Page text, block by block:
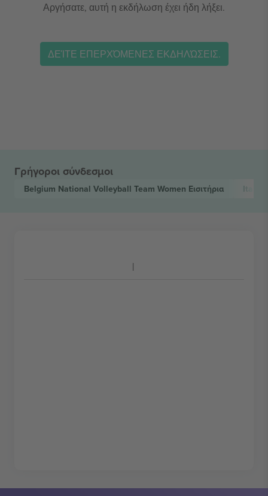
Αργήσατε, αυτή η εκδήλωση έχει ήδη λήξει.
ΔΕΊΤΕ ΕΠΕΡΧΌΜΕΝΕΣ ΕΚΔΗΛΏΣΕΙΣ.
Γρήγοροι σύνδεσμοι
Belgium National Volleyball Team Women Εισιτήρια Italy